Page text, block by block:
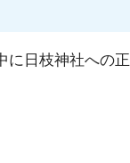
に日枝神社への正